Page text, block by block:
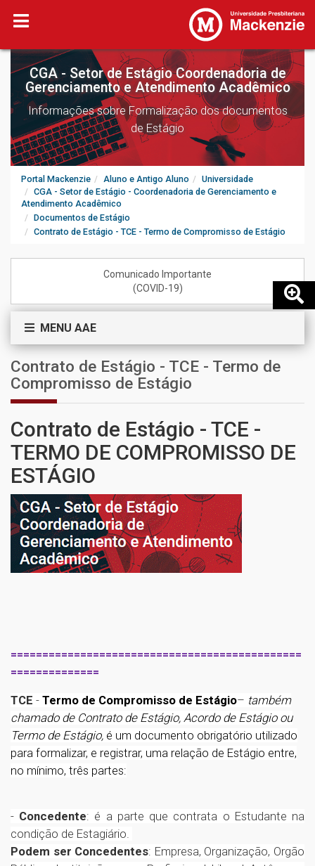
CGA - Setor de Estágio Coordenadoria de
Gerenciamento e Atendimento Acadêmico
Informações sobre Formalização dos documentos
de Estágio
Portal Mackenzie Aluno e Antigo Aluno
Universidade
CGA - Setor de Estágio - Coordenadoria de Gerenciamento e
Atendimento Acadêmico
Documentos de Estágio
Contrato de Estágio - TCE - Termo de Compromisso de Estágio
Comunicado Importante
(COVID-19)
MENU AAE
Contrato de Estágio - TCE - Termo de
Compromisso de Estágio
Contrato de Estágio - TCE -
TERMO DE COMPROMISSO DE
ESTÁGIO
==============================================
==============
TCE - Termo de Compromisso de Estágio– também
chamado deContrato de Estágio, Acordo de Estágio ou
Termo de Estágio, é um documento obrigatório utilizado
para formalizar, e registrar, uma relação de Estágio entre,
no mínimo, três partes:
- Concedente: é a parte que contrata o Estudante na
condição de Estagiário.
Podem ser Concedentes: Empresa, Organização, Orgão